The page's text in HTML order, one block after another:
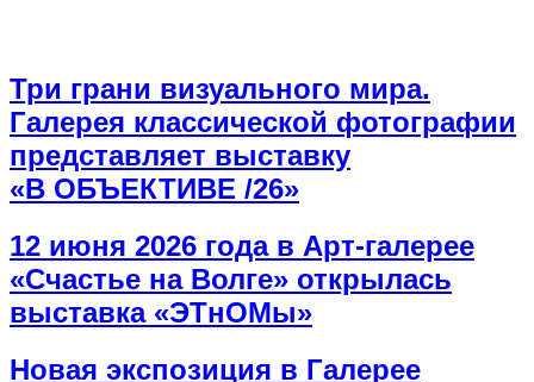
Три грани визуального мира.
Галерея классической фотографии
представляет выставку
«В ОБЪЕКТИВЕ /26»
12 июня 2026 года в Арт-галерее
«Счастье на Волге» открылась
выставка «ЭТнОМы»
Новая экспозиция в Галерее